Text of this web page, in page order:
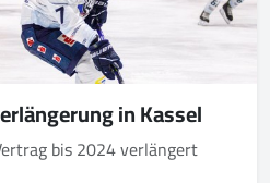
in Kassel
bis 2024 verlängert